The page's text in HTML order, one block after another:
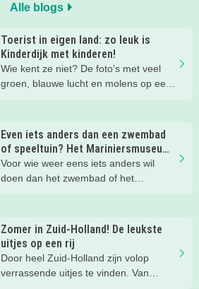
Alle blogs
Toerist in eigen land: zo leuk is
Kinderdijk met kinderen!
Wie kent ze niet? De foto’s met veel
groen, blauwe lucht en molens op een
zijn veel Nederlanders er zelf nog nooit
geweest. Dit gold ook voor onze
Kidsproof Reporter Nathalie. Hoogste
tijd om dit UNESCO Werelderfgoed
Even iets anders dan een zwembad
of speeltuin? Het Mariniersmuseum
bleek een schot in de roos.
Voor wie weer eens iets anders wil
doen dan het zwembad of het
eerste meiweek waarin vrijheid
centraal staat, is het een mooi moment
om hier eens wat langer bij stil te
staan. Dus bezocht onze kidsreporter
met haar zoons het Mariniersmuseum
Zomer in Zuid-Holland! De leukste
uitjes op een rij
Door heel Zuid-Holland zijn volop
verrassende uitjes te vinden. Van